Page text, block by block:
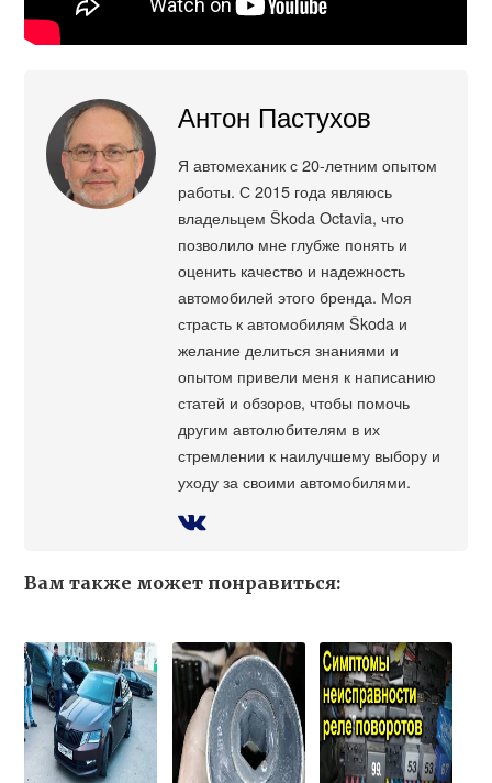
Антон Пастухов
Я автомеханик с 20-летним опытом
работы. С 2015 года являюсь
владельцем Škoda Octavia, что
позволило мне глубже понять и
оценить качество и надежность
автомобилей этого бренда. Моя
страсть к автомобилям Škoda и
желание делиться знаниями и
опытом привели меня к написанию
статей и обзоров, чтобы помочь
другим автолюбителям в их
стремлении к наилучшему выбору и
уходу за своими автомобилями.
Вам также может понравиться: